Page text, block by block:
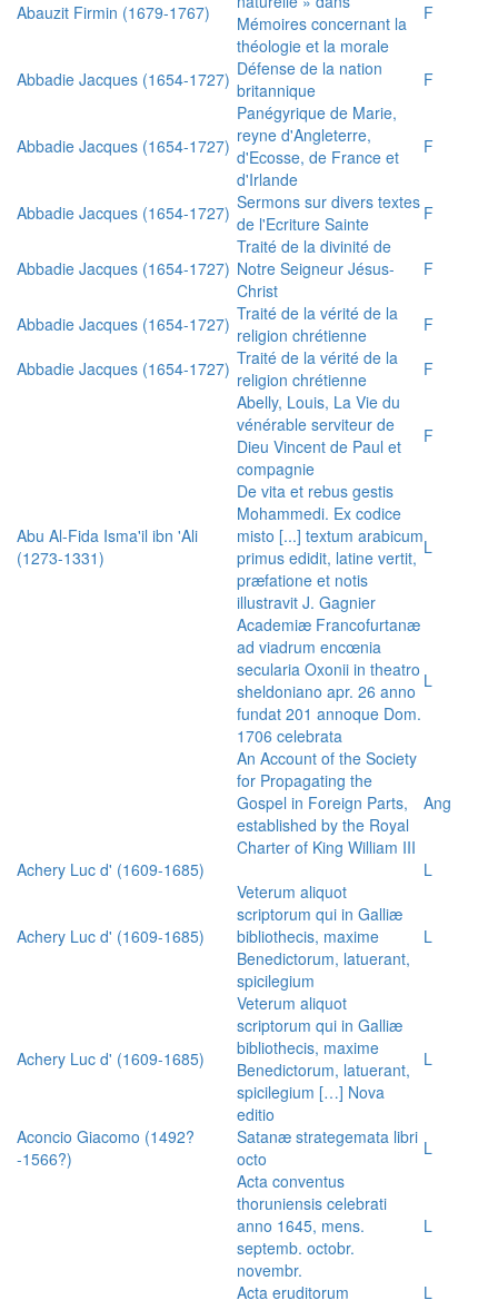
Abauzit Firmin (1679-1767)
Mémoires concernant la
théologie et la morale
F
Abbadie Jacques (1654-1727) Défense de la nation
britannique
F
Abbadie Jacques (1654-1727)
Panégyrique de Marie,
reyne d'Angleterre,
d'Ecosse, de France et
d'Irlande
F
Abbadie Jacques (1654-1727) Sermons sur divers textes
de l'Ecriture Sainte
F
Abbadie Jacques (1654-1727)
Traité de la divinité de
Notre Seigneur Jésus-
Christ
F
Abbadie Jacques (1654-1727) Traité de la vérité de la
religion chrétienne
F
Abbadie Jacques (1654-1727) Traité de la vérité de la
religion chrétienne
F
Abelly, Louis, La Vie du
vénérable serviteur de
Dieu Vincent de Paul et
compagnie
F
Abu Al-Fida Isma'il ibn 'Ali
(1273-1331)
De vita et rebus gestis
Mohammedi. Ex codice
misto [...] textum arabicum
primus edidit, latine vertit,
præfatione et notis
illustravit J. Gagnier
L
Academiæ Francofurtanæ
ad viadrum encœnia
secularia Oxonii in theatro
sheldoniano apr. 26 anno
fundat 201 annoque Dom.
1706 celebrata
L
An Account of the Society
for Propagating the
Gospel in Foreign Parts,
established by the Royal
Charter of King William III
Ang
Achery Luc d' (1609-1685) L
Achery Luc d' (1609-1685)
Veterum aliquot
scriptorum qui in Galliæ
bibliothecis, maxime
Benedictorum, latuerant,
spicilegium
L
Achery Luc d' (1609-1685)
Veterum aliquot
scriptorum qui in Galliæ
bibliothecis, maxime
Benedictorum, latuerant,
spicilegium […] Nova
editio
L
Aconcio Giacomo (1492?
-1566?)
Satanæ strategemata libri
octo
L
Acta conventus
thoruniensis celebrati
anno 1645, mens.
septemb. octobr.
novembr.
L
Acta eruditorum
L